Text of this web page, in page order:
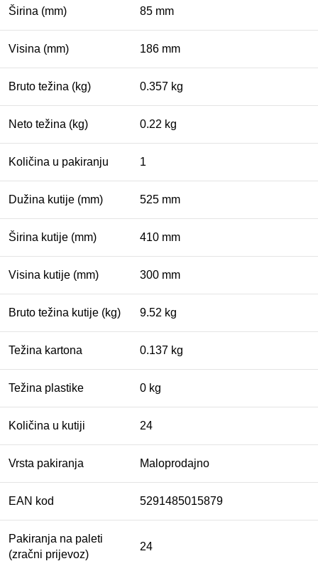
Širina (mm) 85 mm
Visina (mm) 186 mm
Bruto težina (kg) 0.357 kg
Neto težina (kg) 0.22 kg
Količina u pakiranju 1
Dužina kutije (mm) 525 mm
Širina kutije (mm) 410 mm
Visina kutije (mm) 300 mm
Bruto težina kutije (kg) 9.52 kg
Težina kartona 0.137 kg
Težina plastike 0 kg
Količina u kutiji 24
Vrsta pakiranja Maloprodajno
EAN kod 5291485015879
Pakiranja na paleti
(zračni prijevoz)
24